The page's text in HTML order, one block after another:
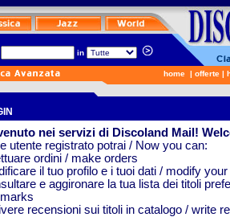
in
home | offerte |
nei servizi di Discoland Mail!
utente registrato potrai / Now you can:
ordini / make orders
il tuo profilo e i tuoi dati / modify your
e aggironare la tua lista dei titoli
recensioni sui titoli in catalogo / write